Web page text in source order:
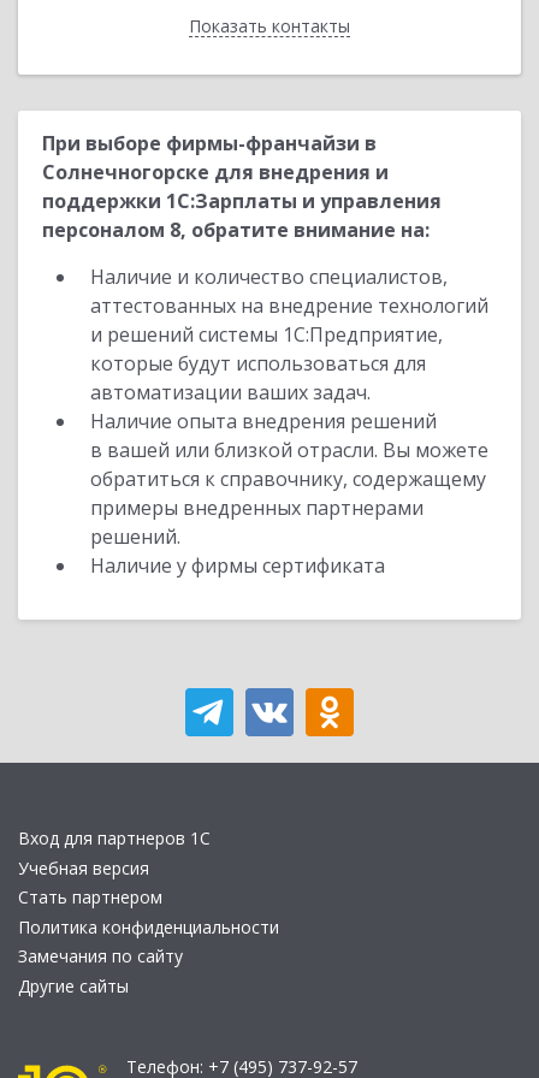
Показать контакты
Назад
При выборе фирмы-франчайзи в
Солнечногорске для внедрения и
поддержки 1С:Зарплаты и управления
персоналом 8, обратите внимание на:
Наличие и количество специалистов,
аттестованных на внедрение технологий
и решений системы 1С:Предприятие,
которые будут использоваться для
автоматизации ваших задач.
Наличие опыта внедрения решений
в вашей или близкой отрасли. Вы можете
обратиться к справочнику, содержащему
примеры внедренных партнерами
решений.
Наличие у фирмы сертификата
Вход для партнеров 1С
Учебная версия
Стать партнером
Политика конфиденциальности
Замечания по сайту
Другие сайты
Телефон: +7 (495) 737-92-57